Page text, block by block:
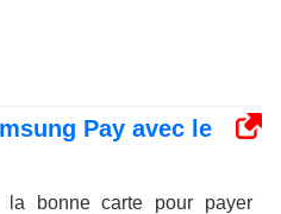
Pay avec le
la bonne carte pour payer